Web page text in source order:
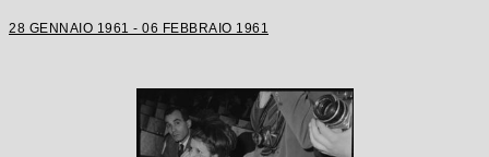
28 GENNAIO 1961 - 06 FEBBRAIO 1961